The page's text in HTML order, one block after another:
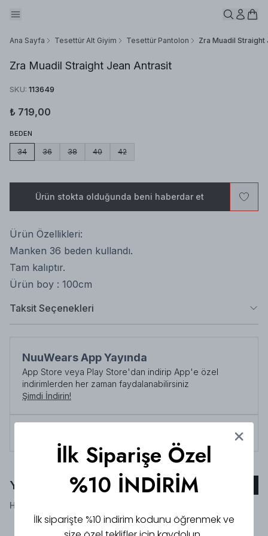
Ana Sayfa Tesettür Alt Giyim Tesettür Pantolon Zra Muadil Straight
Zra Muadil Straight Jean Antrasit
SKU: 113649
₺ 719,00
BEDEN
34 36 38 40 42
Ürün stokta olduğunda beni haberdar et
Ürün Özellikleri:
Manken 36 beden kullandı.
Tam kalıptır.
Ürün boy : 100cm
Taksit Seçenekleri
NuuWears App Yayında
App Store veya Play Store'dan indirip App'e özel
indirimlerden her zaman faydalanabilirsiniz
Şimdi İndirin!
Yorumlar
Henüz yorum bulunmamaktadır!
İlk Siparişe Özel
%10 İNDİRİM
İlk siparişte %10 indirim kodunu öğrenmek ve